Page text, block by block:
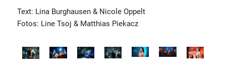
Text: Lina Burghausen & Nicole Oppelt
Fotos: Line Tsoj & Matthias Piekacz